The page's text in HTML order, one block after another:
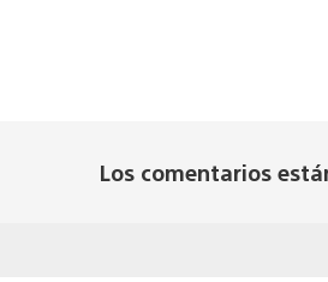
Los comentarios